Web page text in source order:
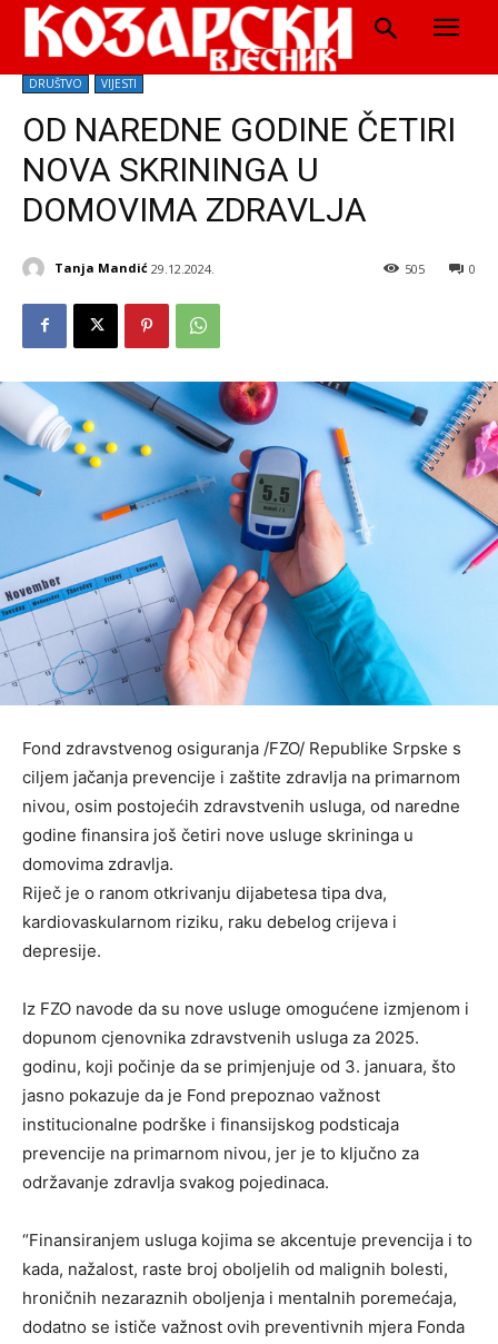
DRUŠTVO VIJESTI
OD NAREDNE GODINE ČETIRI
NOVA SKRININGA U
DOMOVIMA ZDRAVLJA
Tanja Mandić 29.12.2024. 0
505
Fond zdravstvenog osiguranja /FZO/ Republike Srpske s
ciljem jačanja prevencije i zaštite zdravlja na primarnom
nivou, osim postojećih zdravstvenih usluga, od naredne
godine finansira još četiri nove usluge skrininga u
domovima zdravlja.
Riječ je o ranom otkrivanju dijabetesa tipa dva,
kardiovaskularnom riziku, raku debelog crijeva i
depresije.
Iz FZO navode da su nove usluge omogućene izmjenom i
dopunom cjenovnika zdravstvenih usluga za 2025.
godinu, koji počinje da se primjenjuje od 3. januara, što
jasno pokazuje da je Fond prepoznao važnost
institucionalne podrške i finansijskog podsticaja
prevencije na primarnom nivou, jer je to ključno za
održavanje zdravlja svakog pojedinaca.
“Finansiranjem usluga kojima se akcentuje prevencija i to
kada, nažalost, raste broj oboljelih od malignih bolesti,
hroničnih nezaraznih oboljenja i mentalnih poremećaja,
dodatno se ističe važnost ovih preventivnih mjera Fonda